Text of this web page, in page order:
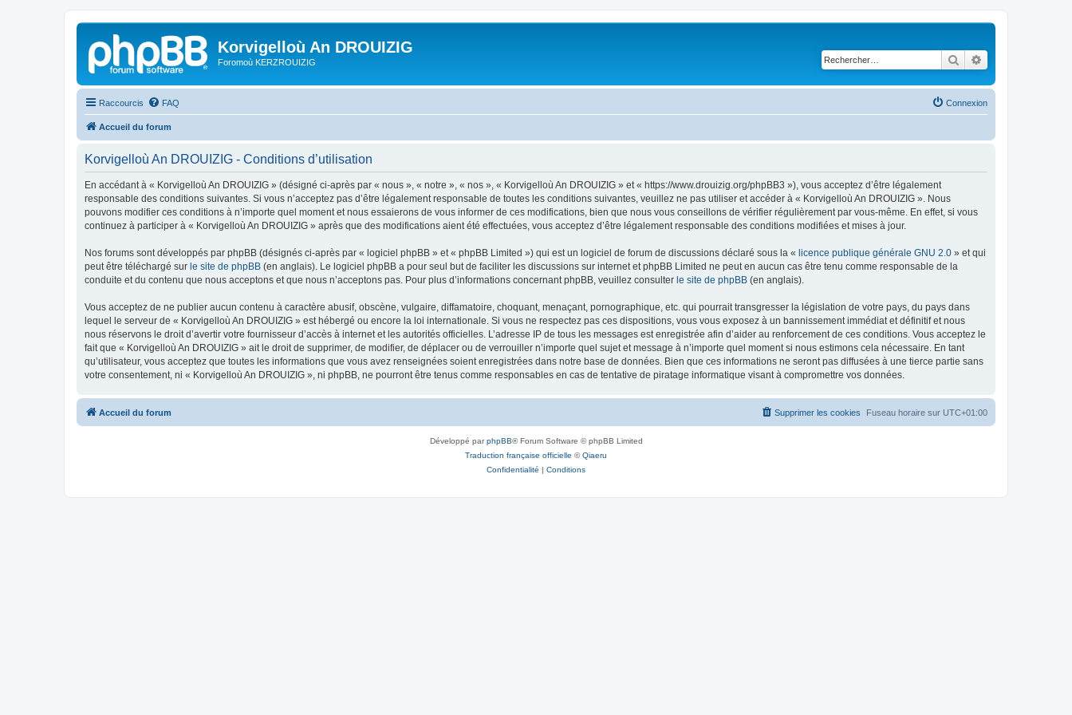
Korvigelloù An DROUIZIG
Foromoù KERZROUIZIG Rechercher
Raccourcis FAQ Connexion
Accueil du forum
Korvigelloù An DROUIZIG - Conditions d’utilisation
En accédant à « Korvigelloù An DROUIZIG » (désigné ci-après par « nous », « notre », « nos », « Korvigelloù An DROUIZIG » et « https://www.drouizig.org/phpBB3 »), vous acceptez d’être légalement
responsable des conditions suivantes. Si vous n’acceptez pas d’être légalement responsable de toutes les conditions suivantes, veuillez ne pas utiliser et accéder à « Korvigelloù An DROUIZIG ». Nous
pouvons modifier ces conditions à n’importe quel moment et nous essaierons de vous informer de ces modifications, bien que nous vous conseillons de vérifier régulièrement par vous-même. En effet, si vous
continuez à participer à « Korvigelloù An DROUIZIG » après que des modifications aient été effectuées, vous acceptez d’être légalement responsable des conditions modifiées et mises à jour.
Nos forums sont développés par phpBB (désignés ci-après par « logiciel phpBB » et « phpBB Limited ») qui est un logiciel de forum de discussions déclaré sous la « licence publique générale GNU 2.0 » et qui
peut être téléchargé sur le site de phpBB (en anglais). Le logiciel phpBB a pour seul but de faciliter les discussions sur internet et phpBB Limited ne peut en aucun cas être tenu comme responsable de la
conduite et du contenu que nous acceptons et que nous n’acceptons pas. Pour plus d’informations concernant phpBB, veuillez consulter le site de phpBB (en anglais).
Vous acceptez de ne publier aucun contenu à caractère abusif, obscène, vulgaire, diffamatoire, choquant, menaçant, pornographique, etc. qui pourrait transgresser la législation de votre pays, du pays dans
lequel le serveur de « Korvigelloù An DROUIZIG » est hébergé ou encore la loi internationale. Si vous ne respectez pas ces dispositions, vous vous exposez à un bannissement immédiat et définitif et nous
nous réservons le droit d’avertir votre fournisseur d’accès à internet et les autorités officielles. L’adresse IP de tous les messages est enregistrée afin d’aider au renforcement de ces conditions. Vous acceptez le
fait que « Korvigelloù An DROUIZIG » ait le droit de supprimer, de modifier, de déplacer ou de verrouiller n’importe quel sujet et message à n’importe quel moment si nous estimons cela nécessaire. En tant
qu’utilisateur, vous acceptez que toutes les informations que vous avez renseignées soient enregistrées dans notre base de données. Bien que ces informations ne seront pas diffusées à une tierce partie sans
votre consentement, ni « Korvigelloù An DROUIZIG », ni phpBB, ne pourront être tenus comme responsables en cas de tentative de piratage informatique visant à compromettre vos données.
Accueil du forum Fuseau horaire sur UTC+01:00
Supprimer les cookies
Développé parphpBB® Forum Software © phpBB Limited
Traduction française officielle ©Qiaeru
Confidentialité | Conditions